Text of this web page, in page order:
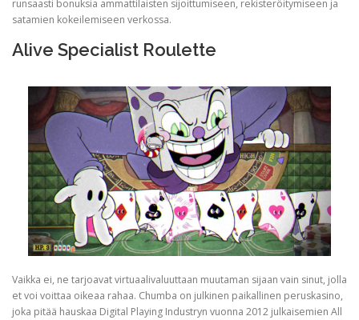
runsaasti bonuksia ammattilaisten sijoittumiseen, rekisteröitymiseen ja
satamien kokeilemiseen verkossa.
Alive Specialist Roulette
Vaikka ei, ne tarjoavat virtuaalivaluuttaan muutaman sijaan vain sinut, jolla
et voi voittaa oikeaa rahaa. Chumba on julkinen paikallinen peruskasino,
joka pitää hauskaa Digital Playing Industryn vuonna 2012 julkaisemien All